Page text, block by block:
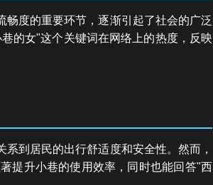
度的重要环节，逐渐引起了社会的广泛
的女"这个关键词在网络上的热度，反映
到居民的出行舒适度和安全性。然而，
提升小巷的使用效率，同时也能回答"西